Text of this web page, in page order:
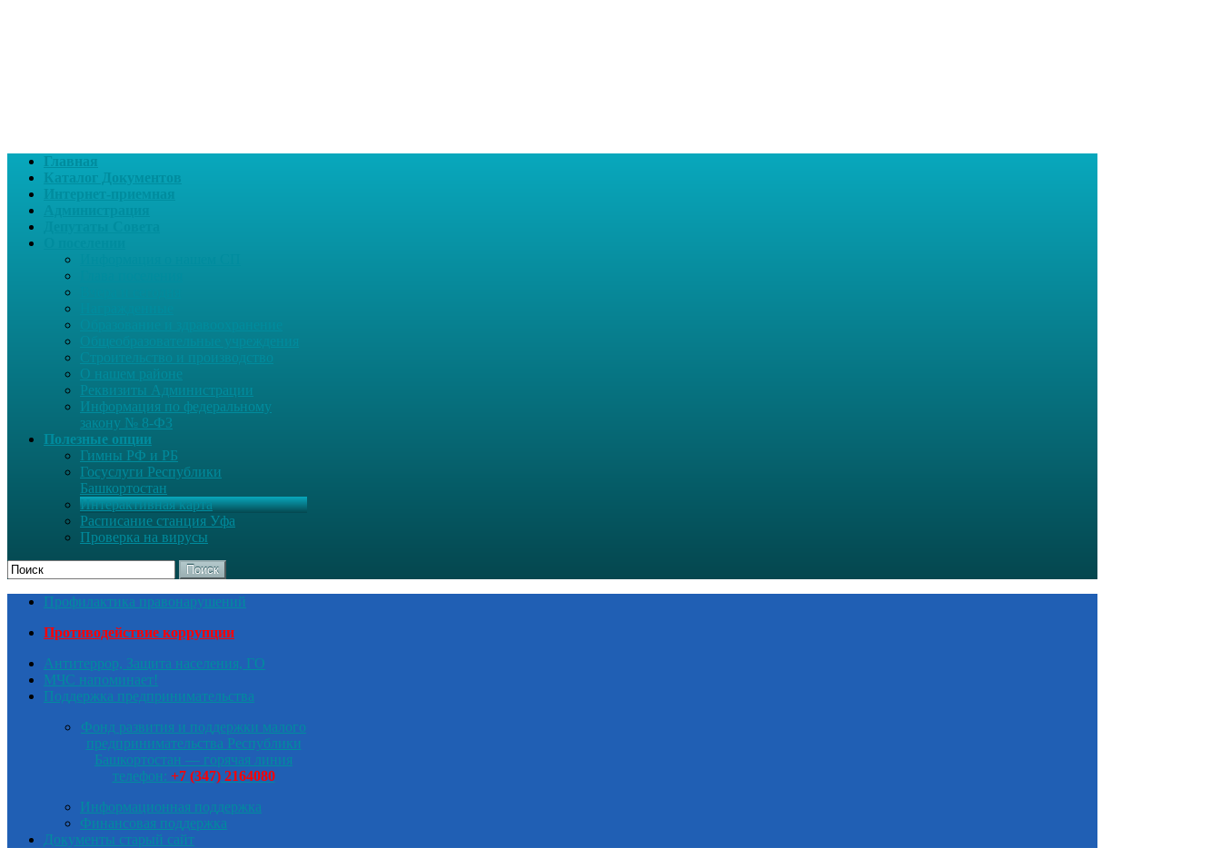
Главная
Каталог Документов
О нашем районе
Реквизиты Администрации
Информация по федеральному
закону № 8-ФЗ
Полезные опции
Гимны РФ и РБ
Госуслуги Республики
Башкортостан
Интерактивная карта
Расписание станция Уфа
Проверка на вирусы
Поиск
Профилактика правонарушений
Противодействие коррупции
Антитеррор, Защита населения, ГО
МЧС напоминает!
Поддержка предпринимательства
Фонд развития и поддержки малого
предпринимательства Республики
Башкортостан — горячая линия
телефон: +7 (347) 2164080
Информационная поддержка
Финансовая поддержка
Документы старый сайт